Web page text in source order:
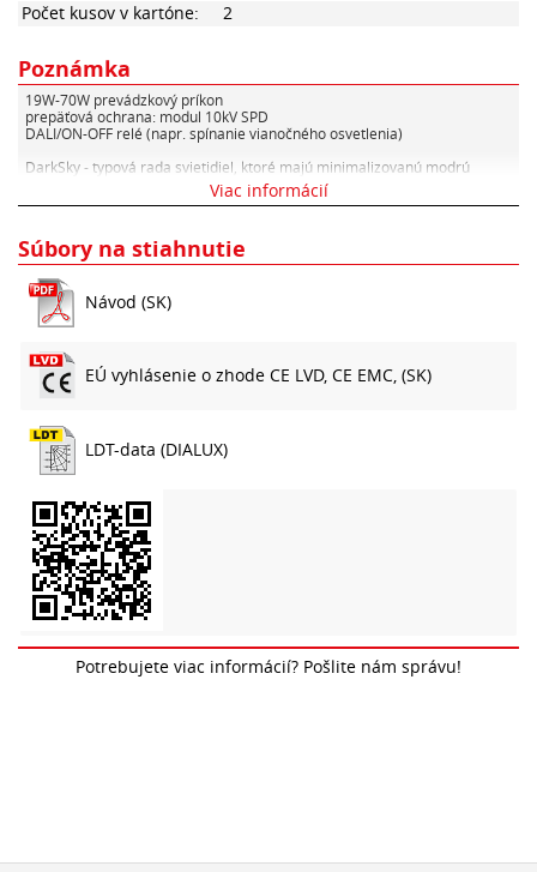
Počet kusov v kartóne:
2
Poznámka
19W-70W prevádzkový príkon
prepäťová ochrana: modul 10kV SPD
DALI/ON-OFF relé (napr. spínanie vianočného osvetlenia)
DarkSky - typová rada svietidiel, ktoré majú minimalizovanú modrú
zložku vyžarovaného svetla a optimalizovanú špecifickú optiku.
životnému prostrediu.
Predinštalovaný prívodný kábel:
H05RN-F 300/500V 2x1,0mm
AC input voltage, L brown, N blue
Viac informácií
Súbory na stiahnutie
Návod (SK)
EÚ vyhlásenie o zhode CE LVD, CE EMC, (SK)
LDT-data (DIALUX)
Potrebujete viac informácií? Pošlite nám správu!